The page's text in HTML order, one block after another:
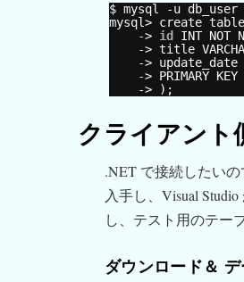
$ mysql -u
mysql> create
-> id
INT NOT
-> title
-> update_date
-> PRIMARY
-> );
クライアント
.NET で接続したい
入手し、Visual
し、テスト用のテー
ダウンロード＆